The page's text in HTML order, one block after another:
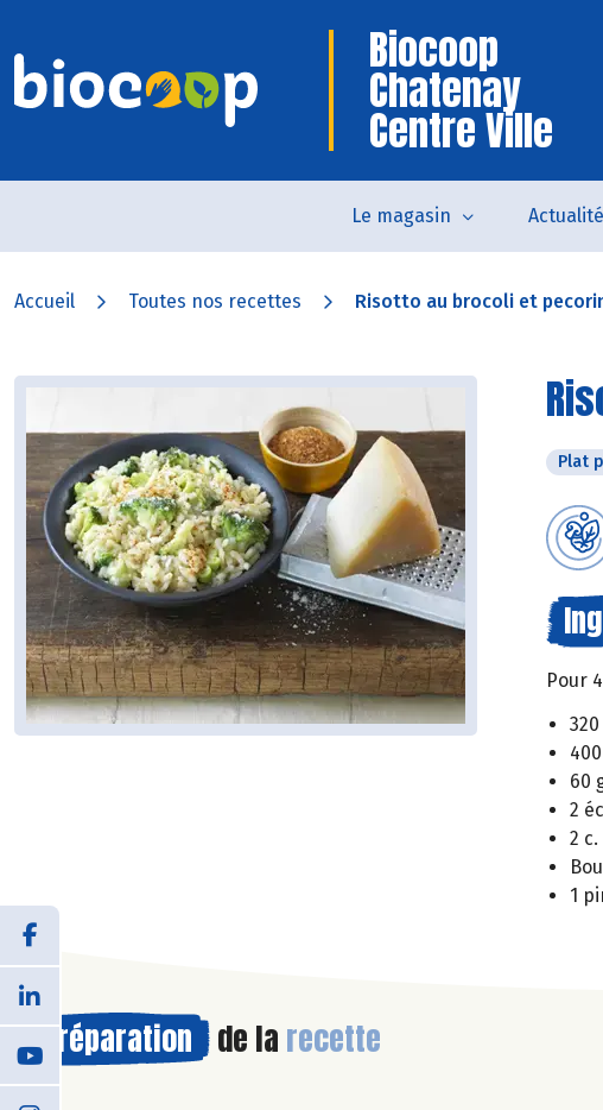
Biocoop
Chatenay
Centre Ville
Le magasin
Accueil Toutes nos recettes Risotto au brocoli et
Plat
Pour
60
2
2
1
Préparation de la recette